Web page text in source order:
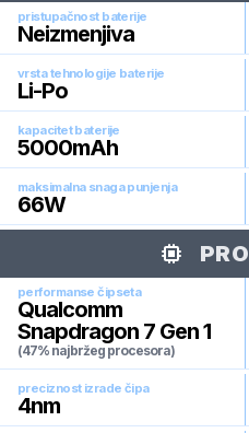
pristupačnost baterije
Neizmenjiva
vrsta tehnologije baterije
Li-Po
kapacitet baterije
5000mAh
maksimalna snaga punjenja
66W
performanse čipseta
Qualcomm
Snapdragon 7 Gen 1
(47% najbržeg procesora)
preciznost izrade čipa
4nm